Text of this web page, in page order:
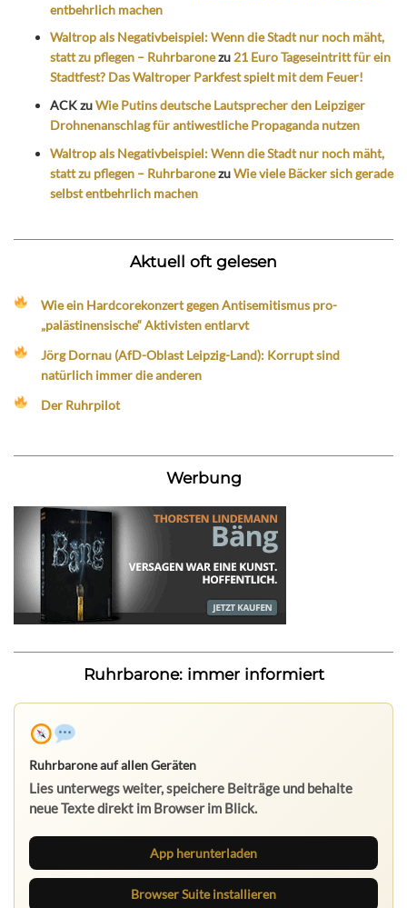
entbehrlich machen
Waltrop als Negativbeispiel: Wenn die Stadt nur noch mäht,
statt zu pflegen – Ruhrbaronezu 21 Euro Tageseintritt für ein
Stadtfest? Das Waltroper Parkfest spielt mit dem Feuer!
ACKzuWie Putins deutsche Lautsprecher den Leipziger
Drohnenanschlag für antiwestliche Propaganda nutzen
Waltrop als Negativbeispiel: Wenn die Stadt nur noch mäht,
statt zu pflegen – RuhrbaronezuWie viele Bäcker sich gerade
selbst entbehrlich machen
Aktuell oft gelesen
Wie ein Hardcorekonzert gegen Antisemitismus pro-
„palästinensische“ Aktivisten entlarvt
Jörg Dornau (AfD-Oblast Leipzig-Land): Korrupt sind
natürlich immer die anderen
Der Ruhrpilot
Werbung
Ruhrbarone: immer informiert
Ruhrbarone auf allen Geräten
Lies unterwegs weiter, speichere Beiträge und behalte
neue Texte direkt im Browser im Blick.
App herunterladen
Browser Suite installieren